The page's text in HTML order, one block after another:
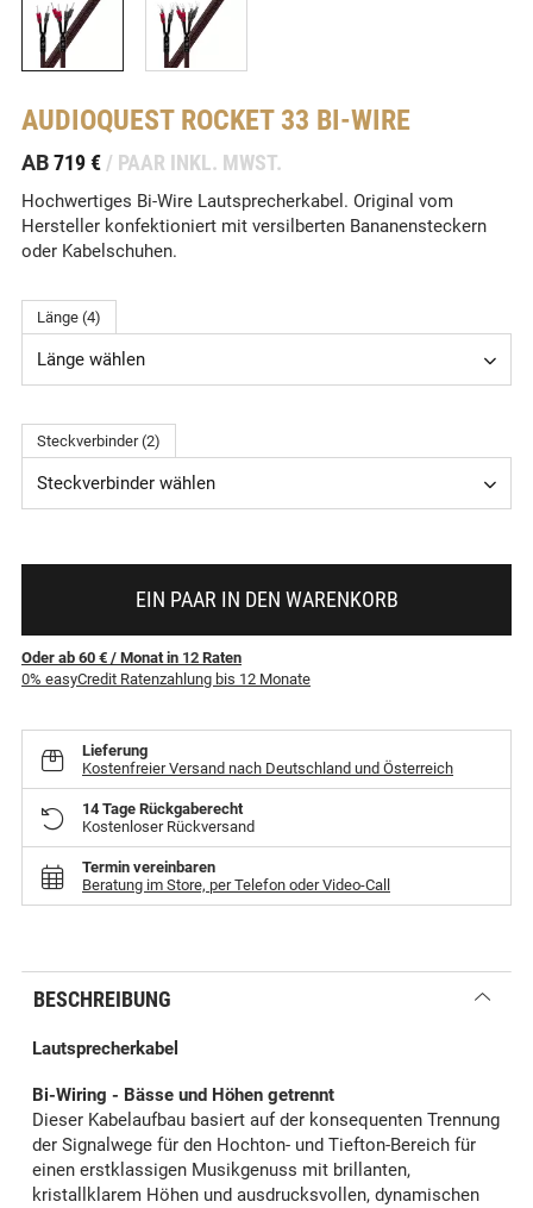
AUDIOQUESTROCKET 33 BI-WIRE
AB719 € / PAAR INKL. MWST.
Hochwertiges Bi-Wire Lautsprecherkabel. Original vom
Hersteller konfektioniert mit versilberten Bananensteckern
oder Kabelschuhen.
Länge (4)
Länge wählen
Steckverbinder (2)
Steckverbinder wählen
EIN PAAR IN DEN WARENKORB
Oder ab 60 € / Monatin 12 Raten
0% easyCredit Ratenzahlung bis 12 Monate
Lieferung
Kostenfreier Versand nach Deutschland und Österreich
14 Tage Rückgaberecht
Kostenloser Rückversand
Termin vereinbaren
Beratung im Store, per Telefon oder Video-Call
BESCHREIBUNG
Lautsprecherkabel
Bi-Wiring - Bässe und Höhen getrennt
Dieser Kabelaufbau basiert auf der konsequenten Trennung
der Signalwege für den Hochton- und Tiefton-Bereich für
einen erstklassigen Musikgenuss mit brillanten,
kristallklarem Höhen und ausdrucksvollen, dynamischen